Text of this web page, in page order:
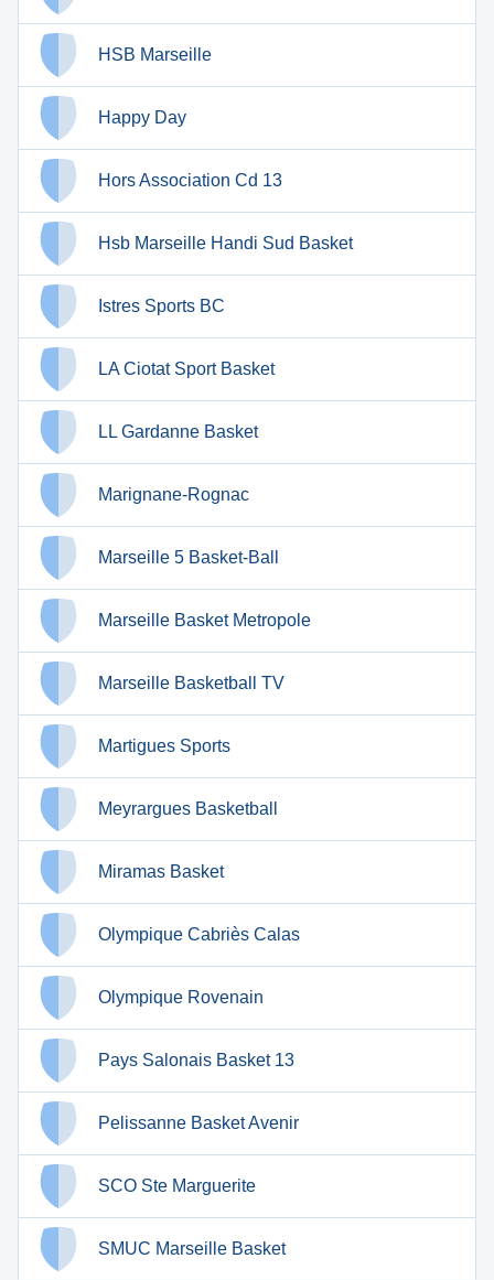
HSB Marseille
Happy Day
Hors Association Cd 13
Hsb Marseille Handi Sud Basket
Istres Sports BC
LA Ciotat Sport Basket
LL Gardanne Basket
Marignane-Rognac
Marseille 5 Basket-Ball
Marseille Basket Metropole
Marseille Basketball TV
Martigues Sports
Meyrargues Basketball
Miramas Basket
Olympique Cabriès Calas
Olympique Rovenain
Pays Salonais Basket 13
Pelissanne Basket Avenir
SCO Ste Marguerite
SMUC Marseille Basket